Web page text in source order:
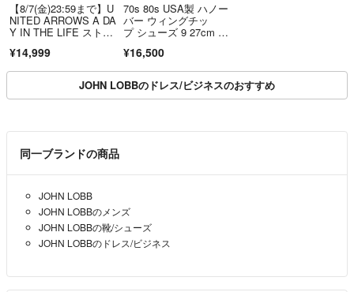
【8/7(金)23:59まで】U
NITED ARROWS A DA
Y IN THE LIFE ストレ
cm
¥14,999
70s 80s USA製 ハノー
バー ウィングチッ
プ シューズ 9 27cm ヴ
ー 革靴 フルブロー
グ メダリオン 内羽
根 バーガンディ
¥16,500
JOHN LOBBのドレス/ビジネスのおすすめ
同一ブランドの商品
JOHN LOBB
JOHN LOBBのメンズ
JOHN LOBBの靴/シューズ
JOHN LOBBのドレス/ビジネス